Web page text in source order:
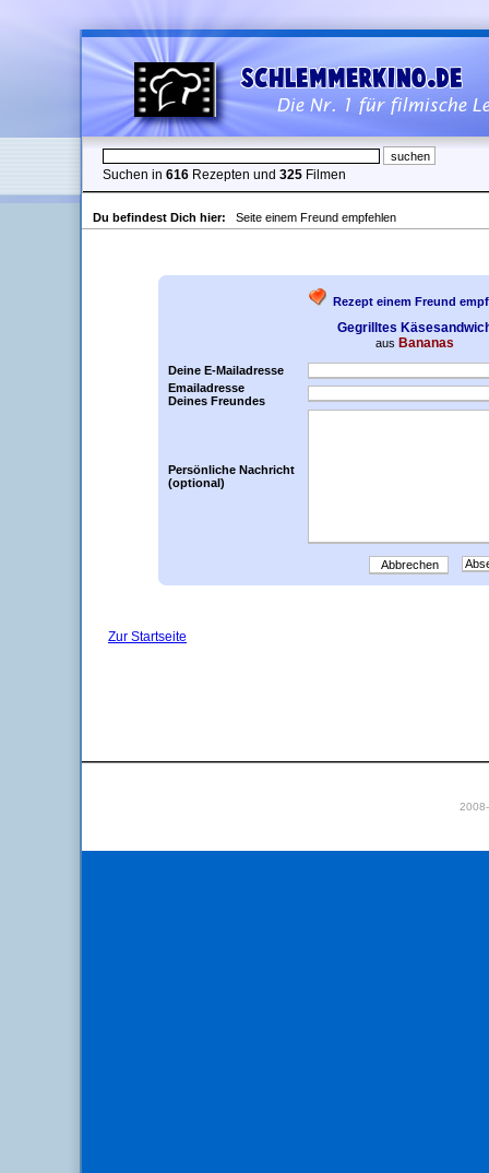
Suchen in 616 Rezepten und 325 Filmen
Du befindest Dich hier: Seite einem Freund empfehlen
Rezept einem Freund
Gegrilltes
aus Bananas
Deine E-Mailadresse
Emailadresse
Deines Freundes
Persönliche Nachricht
(optional)
Abbrechen
Zur Startseite